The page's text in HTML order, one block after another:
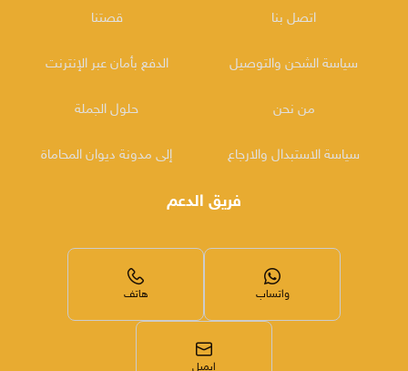
اتصل بنا
سياسة الشحن والتوصيل
من نحن
سياسة الاستبدال والارجاع
قصتنا
الدفع بأمان عبر الإنترنت
حلول الجملة
إلى مدونة ديوان المحاماة
فريق الدعم
واتساب هاتف